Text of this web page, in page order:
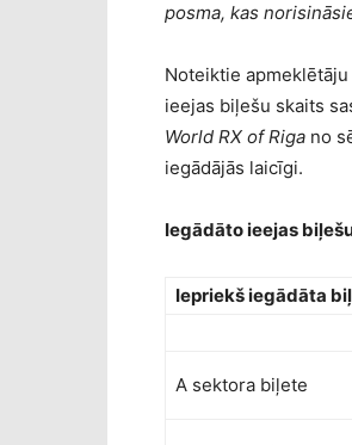
posma, kas
Noteiktie
ieejas biļešu skaits
World RX of Riga no
iegādājās laicīgi.
Iegādāto ieejas
Iepriekš iegādāta
A sektora biļete